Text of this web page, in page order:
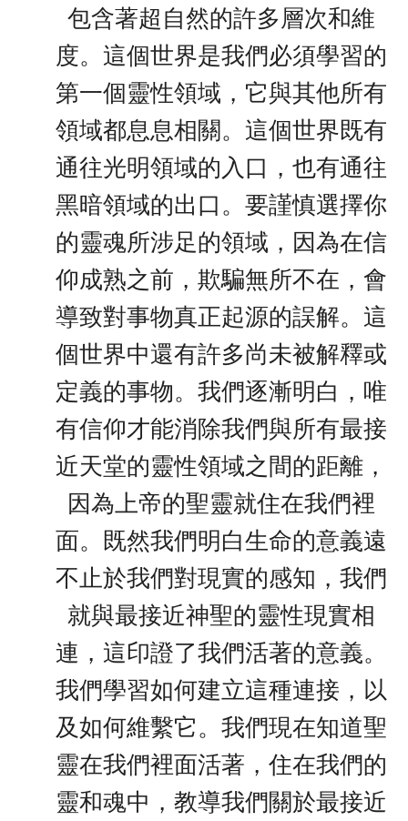
包含著超自然的許多層次和維
度。這個世界是我們必須學習的
第一個靈性領域，它與其他所有
領域都息息相關。這個世界既有
通往光明領域的入口，也有通往
黑暗領域的出口。要謹慎選擇你
的靈魂所涉足的領域，因為在信
仰成熟之前，欺騙無所不在，會
導致對事物真正起源的誤解。這
個世界中還有許多尚未被解釋或
定義的事物。我們逐漸明白，唯
有信仰才能消除我們與所有最接
近天堂的靈性領域之間的距離，
因為上帝的聖靈就住在我們裡
面。既然我們明白生命的意義遠
不止於我們對現實的感知，我們
就與最接近神聖的靈性現實相
連，這印證了我們活著的意義。
我們學習如何建立這種連接，以
及如何維繫它。我們現在知道聖
靈在我們裡面活著，住在我們的
靈和魂中，教導我們關於最接近